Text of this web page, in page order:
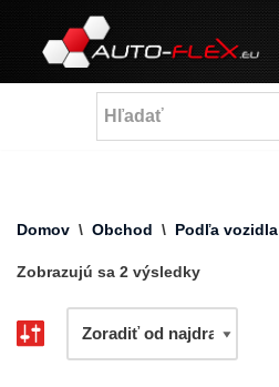
Prejsť
na
Domov \ Obchod \ Podľa vozidla
Zobrazujú sa 2 výsledky